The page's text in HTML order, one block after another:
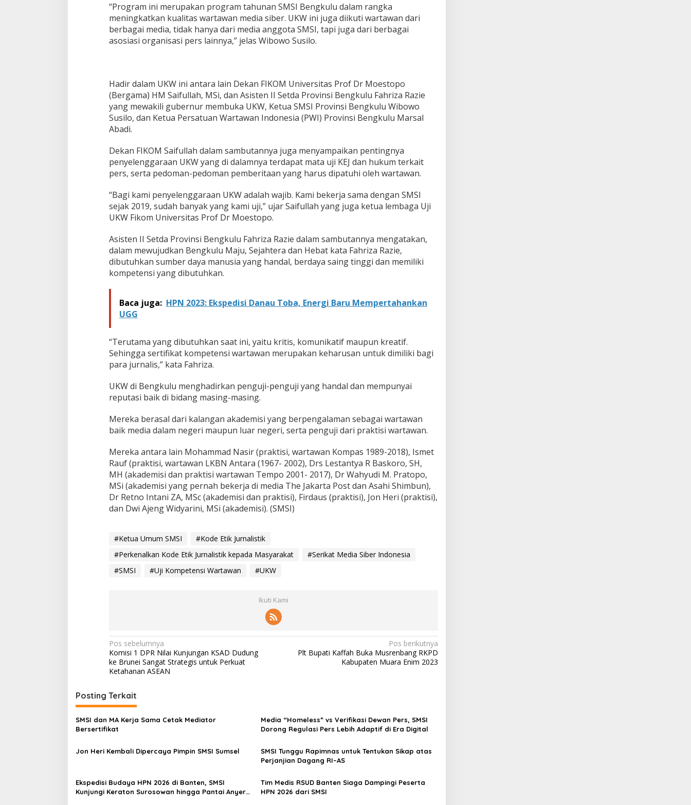
a
k
n
a
M
a
s
y
a
k
a
t
“Program ini merupakan program tahunan SMSI Bengkulu dalam rangka
meningkatkan kualitas wartawan media siber. UKW ini juga diikuti wartawan dari
berbagai media, tidak hanya dari media anggota SMSI, tapi juga dari berbagai
asosiasi organisasi pers lainnya,” jelas Wibowo Susilo.
Hadir dalam UKW ini antara lain Dekan FIKOM Universitas Prof Dr Moestopo
(Bergama) HM Saifullah, MSi, dan Asisten II Setda Provinsi Bengkulu Fahriza Razie
yang mewakili gubernur membuka UKW, Ketua SMSI Provinsi Bengkulu Wibowo
Susilo, dan Ketua Persatuan Wartawan Indonesia (PWI) Provinsi Bengkulu Marsal
Abadi.
Dekan FIKOM Saifullah dalam sambutannya juga menyampaikan pentingnya
penyelenggaraan UKW yang di dalamnya terdapat mata uji KEJ dan hukum terkait
pers, serta pedoman-pedoman pemberitaan yang harus dipatuhi oleh wartawan.
“Bagi kami penyelenggaraan UKW adalah wajib. Kami bekerja sama dengan SMSI
sejak 2019, sudah banyak yang kami uji,” ujar Saifullah yang juga ketua lembaga Uji
UKW Fikom Universitas Prof Dr Moestopo.
Asisten II Setda Provinsi Bengkulu Fahriza Razie dalam sambutannya mengatakan,
dalam mewujudkan Bengkulu Maju, Sejahtera dan Hebat kata Fahriza Razie,
dibutuhkan sumber daya manusia yang handal, berdaya saing tinggi dan memiliki
kompetensi yang dibutuhkan.
Baca juga: HPN 2023: Ekspedisi Danau Toba, Energi Baru Mempertahankan
UGG
“Terutama yang dibutuhkan saat ini, yaitu kritis, komunikatif maupun kreatif.
Sehingga sertifikat kompetensi wartawan merupakan keharusan untuk dimiliki bagi
para jurnalis,” kata Fahriza.
UKW di Bengkulu menghadirkan penguji-penguji yang handal dan mempunyai
reputasi baik di bidang masing-masing.
Mereka berasal dari kalangan akademisi yang berpengalaman sebagai wartawan
baik media dalam negeri maupun luar negeri, serta penguji dari praktisi wartawan.
Mereka antara lain Mohammad Nasir (praktisi, wartawan Kompas 1989-2018), Ismet
Rauf (praktisi, wartawan LKBN Antara (1967- 2002), Drs Lestantya R Baskoro, SH,
MH (akademisi dan praktisi wartawan Tempo 2001- 2017), Dr Wahyudi M. Pratopo,
MSi (akademisi yang pernah bekerja di media The Jakarta Post dan Asahi Shimbun),
Dr Retno Intani ZA, MSc (akademisi dan praktisi), Firdaus (praktisi), Jon Heri (praktisi),
dan Dwi Ajeng Widyarini, MSi (akademisi). (SMSI)
#Ketua Umum SMSI
#Kode Etik Jurnalistik
#Perkenalkan Kode Etik Jurnalistik kepada Masyarakat
#Serikat Media Siber Indonesia
#SMSI
#Uji Kompetensi Wartawan #UKW
Ikuti Kami
N
a
v
i
g
a
s
i
s
Pos sebelumnya
Komisi 1 DPR Nilai Kunjungan KSAD Dudung
ke Brunei Sangat Strategis untuk Perkuat
Ketahanan ASEAN
Pos berikutnya
Plt Bupati Kaffah Buka Musrenbang RKPD
Kabupaten Muara Enim 2023
Posting Terkait
SMSI dan MA Kerja Sama Cetak Mediator
Bersertifikat
Media “Homeless” vs Verifikasi Dewan Pers, SMSI
Dorong Regulasi Pers Lebih Adaptif di Era Digital
Jon Heri Kembali Dipercaya Pimpin SMSI Sumsel
SMSI Tunggu Rapimnas untuk Tentukan Sikap atas
Perjanjian Dagang RI–AS
Ekspedisi Budaya HPN 2026 di Banten, SMSI
Kunjungi Keraton Surosowan hingga Pantai Anyer–
Tim Medis RSUD Banten Siaga Dampingi Peserta
HPN 2026 dari SMSI